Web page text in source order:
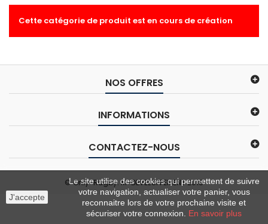
Cette catégorie de produit est en cours de création
NOS OFFRES
INFORMATIONS
© Only-Rugby. M-DEVELOPPEMENT 2018
CONTACTEZ-NOUS
J'accepte
Le site utilise des cookies qui permettent de suivre
votre navigation, actualiser votre panier, vous
reconnaitre lors de votre prochaine visite et
sécuriser votre connexion. En savoir plus